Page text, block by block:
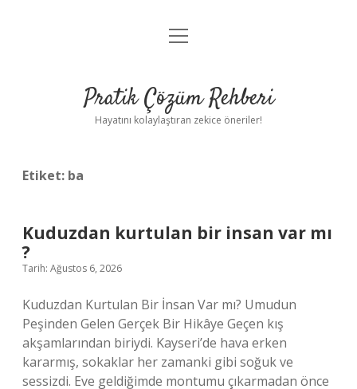
Anasayfa
Yasal Uyarı
menüyü
Pratik Çözüm Rehberi
Hayatını kolaylaştıran zekice öneriler!
Etiket: ba
Kuduzdan kurtulan bir insan var mı
?
Tarih: Ağustos 6, 2026
Kuduzdan Kurtulan Bir İnsan Var mı? Umudun
Peşinden Gelen Gerçek Bir Hikâye Geçen kış
akşamlarından biriydi. Kayseri’de hava erken
kararmış, sokaklar her zamanki gibi soğuk ve
sessizdi. Eve geldiğimde montumu çıkarmadan önce